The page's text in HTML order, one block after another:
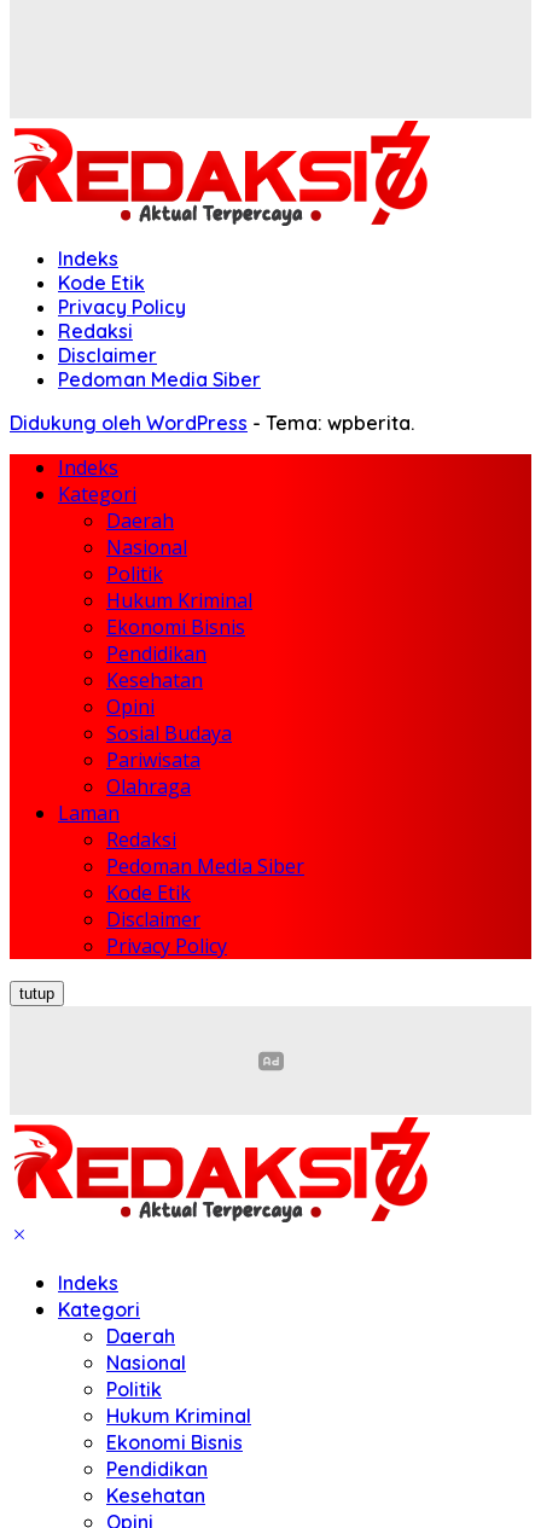
Indeks
Kode Etik
Privacy Policy
Redaksi
Disclaimer
Pedoman Media Siber
Didukung oleh WordPress - Tema: wpberita.
Indeks
Kategori
Daerah
Nasional
Politik
Hukum Kriminal
Ekonomi Bisnis
Pendidikan
Kesehatan
Opini
Sosial Budaya
Pariwisata
Olahraga
Laman
Redaksi
Pedoman Media Siber
Kode Etik
Disclaimer
Privacy Policy
tutup
Indeks
Kategori
Daerah
Nasional
Politik
Hukum Kriminal
Ekonomi Bisnis
Pendidikan
Kesehatan
Opini